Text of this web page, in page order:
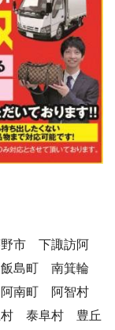
市 下諏訪阿
島町 南箕輪
南町 阿智村
泰阜村 豊丘